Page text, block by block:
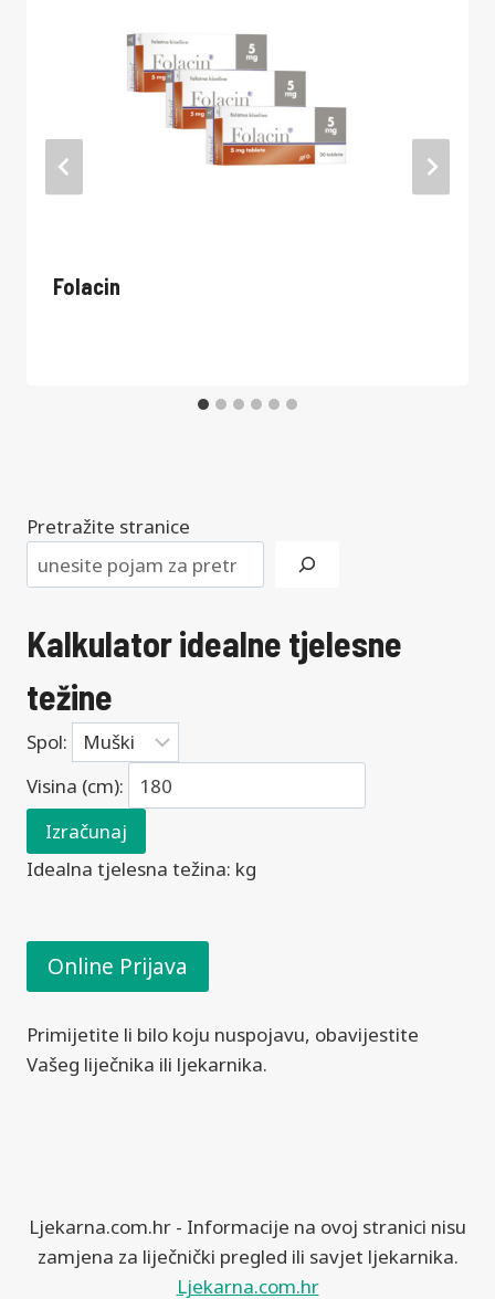
Folacin
Pretražite stranice
Kalkulator idealne tjelesne
težine
Spol:
Visina (cm):
Izračunaj
Idealna tjelesna težina: kg
Online Prijava
Primijetite li bilo koju nuspojavu, obavijestite
Vašeg liječnika ili ljekarnika.
Ljekarna.com.hr - Informacije na ovoj stranici nisu
zamjena za liječnički pregled ili savjet ljekarnika.
Ljekarna.com.hr